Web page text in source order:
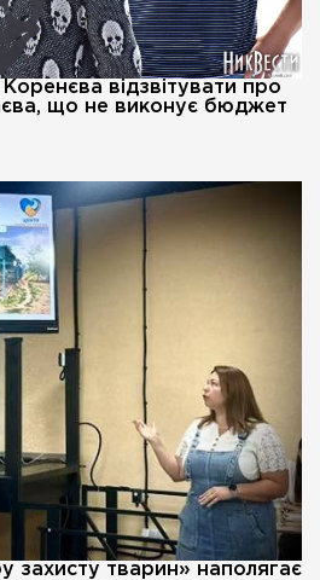
відзвітувати про
що не виконує бюджет
захисту тварин» наполягає